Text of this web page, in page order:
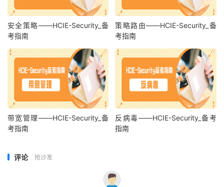
安全策略——HCIE-Security_备
考指南
策略路由——HCIE-Security_备
考指南
带宽管理——HCIE-Security_备
考指南
反病毒——HCIE-Security_备考
指南
评论 抢沙发